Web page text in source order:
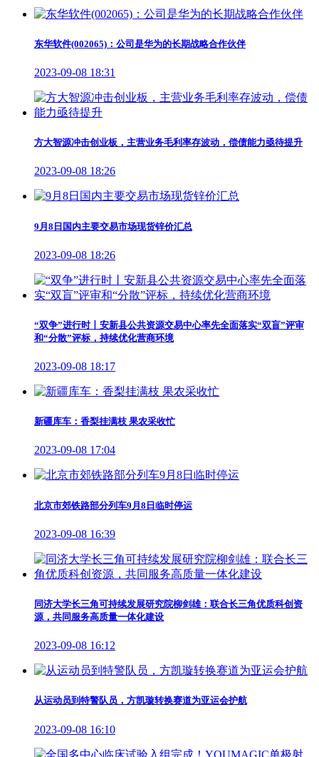
东华软件(002065)：公司是华为的长期战略合作伙伴
2023-09-08 18:31
方大智源冲击创业板，主营业务毛利率存波动，偿债能力亟待提升
2023-09-08 18:26
9月8日国内主要交易市场现货锌价汇总
2023-09-08 18:26
“双争”进行时丨安新县公共资源交易中心率先全面落实“双盲”评审
和“分散”评标，持续优化营商环境
2023-09-08 18:17
新疆库车：香梨挂满枝 果农采收忙
2023-09-08 17:04
北京市郊铁路部分列车9月8日临时停运
2023-09-08 16:39
同济大学长三角可持续发展研究院柳剑雄：联合长三角优质科创资
源，共同服务高质量一体化建设
2023-09-08 16:12
从运动员到特警队员，方凯璇转换赛道为亚运会护航
2023-09-08 16:10